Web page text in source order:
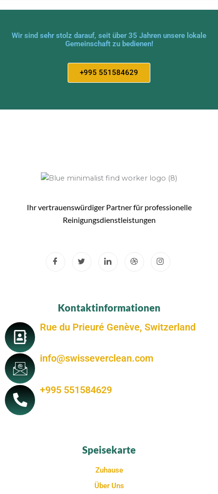
Wir sind sehr stolz darauf, seit über 35 Jahren unsere lokale
Gemeinschaft zu bedienen!
+995 551584629
Ihr vertrauenswürdiger Partner für professionelle
Reinigungsdienstleistungen
Kontaktinformationen
Rue du Prieuré Genève, Switzerland
info@swisseverclean.com
+995 551584629
Speisekarte
Zuhause
Über Uns